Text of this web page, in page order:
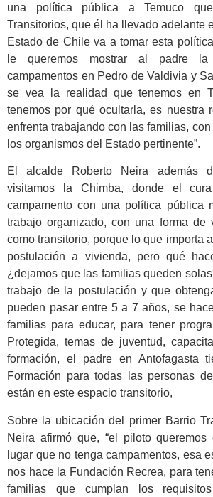
una política pública a Temuco
Transitorios, que él ha llevado adelante
Estado de Chile va a tomar esta
le queremos mostrar al padre
campamentos en Pedro de Valdivia y
se vea la realidad que tenemos en
tenemos por qué ocultarla, es nuestra
enfrenta trabajando con las familias,
los organismos del Estado pertinente”.
El alcalde Roberto Neira además
visitamos la Chimba, donde el
campamento con una política pública
trabajo organizado, con una forma de
como transitorio, porque lo que importa
postulación a vivienda, pero qué
¿dejamos que las familias queden
trabajo de la postulación y que
pueden pasar entre 5 a 7 años, se
familias para educar, para tener
Protegida, temas de juventud,
formación, el padre en Antofagasta
Formación para todas las personas
están en este espacio transitorio,
Sobre la ubicación del primer Barrio
Neira afirmó que, “el piloto
lugar que no tenga campamentos, esa
nos hace la Fundación Recrea, para
familias que cumplan los